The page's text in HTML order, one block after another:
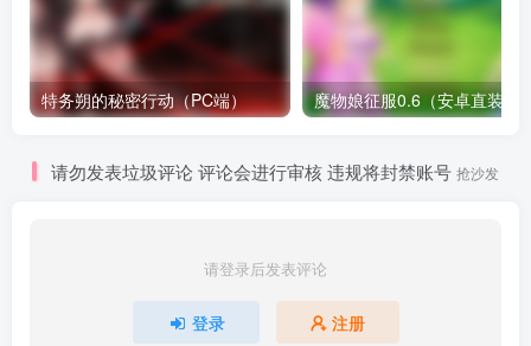
这个排名的顶端。
参加俱乐部，与女孩建立关系，关注她们的故事，并培训她
们。选择最佳候选人加入现有俱乐部并开设新俱乐部。
为了确定排名，教育部将安排学校之间的比赛，同一专业的
获胜最多的学校将能够在日本的任何一所大学获得免费学
费。因此，每所学校都试图招募最优秀的学生并创建无与伦
特务朔的秘密行动（PC端）
请勿发表垃圾评论 评论会进行审核 违规将封禁账号 抢沙发
请登录后发表评论
登录 注册